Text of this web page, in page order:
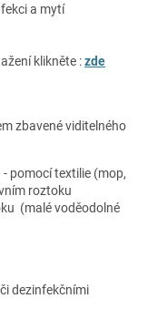
a mytí
klikněte :zde
zbavené viditelného
pomocí textilie (mop,
roztoku
(malé voděodolné
dezinfekčními